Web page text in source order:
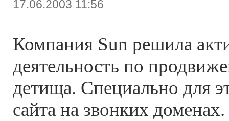
17.06.2003 11:56
Компания Sun решила
деятельность по
детища. Специально для
сайта на звонких доменах.